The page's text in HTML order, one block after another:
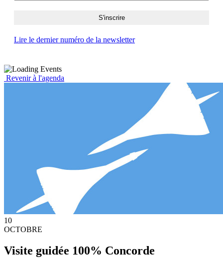
Lire le dernier numéro de la newsletter
Revenir à l'agenda
10
OCTOBRE
Visite guidée 100% Concorde